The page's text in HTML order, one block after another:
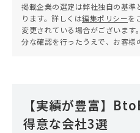
掲載企業の選定は弊社独自の基準
ります。詳しくは編集ポリシーを
変更されている場合がございま
分な確認を行ったうえで、お客
【実績が豊富】
得意な会社3選